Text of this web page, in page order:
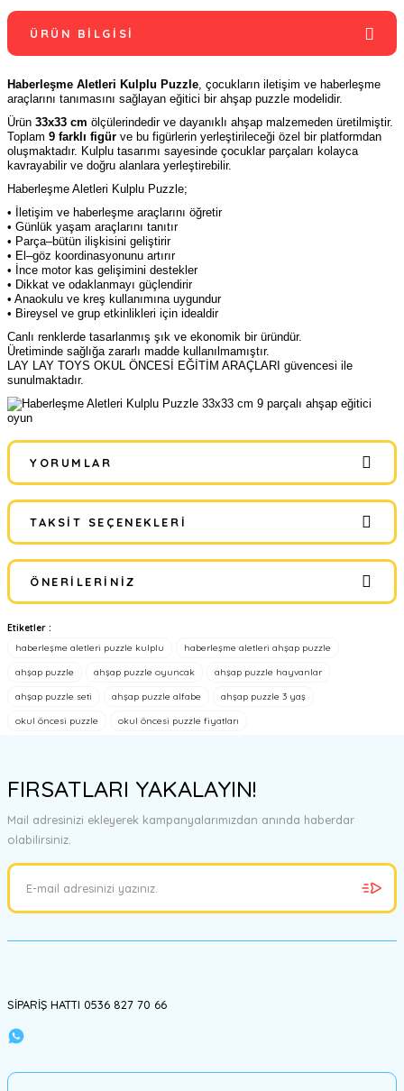
ÜRÜN BILGISI
Haberleşme Aletleri Kulplu Puzzle, çocukların iletişim ve haberleşme
araçlarını tanımasını sağlayan eğitici bir ahşap puzzle modelidir.
Ürün 33x33 cm ölçülerindedir ve dayanıklı ahşap malzemeden üretilmiştir.
Toplam 9 farklı figür ve bu figürlerin yerleştirileceği özel bir platformdan
oluşmaktadır. Kulplu tasarımı sayesinde çocuklar parçaları kolayca
kavrayabilir ve doğru alanlara yerleştirebilir.
Haberleşme Aletleri Kulplu Puzzle;
• İletişim ve haberleşme araçlarını öğretir
• Günlük yaşam araçlarını tanıtır
• Parça–bütün ilişkisini geliştirir
• El–göz koordinasyonunu artırır
• İnce motor kas gelişimini destekler
• Dikkat ve odaklanmayı güçlendirir
• Anaokulu ve kreş kullanımına uygundur
• Bireysel ve grup etkinlikleri için idealdir
Canlı renklerde tasarlanmış şık ve ekonomik bir üründür.
Üretiminde sağlığa zararlı madde kullanılmamıştır.
LAY LAY TOYS OKUL ÖNCESİ EĞİTİM ARAÇLARI güvencesi ile
sunulmaktadır.
YORUMLAR
Bu ürüne ilk yorumu siz yapın!
Yorum Yaz
TAKSIT SEÇENEKLERI
ÖNERILERINIZ
Bu ürünün fiyat bilgisi, resim, ürün açıklamalarında ve diğer
konularda yetersiz gördüğünüz noktaları öneri formunu kullanarak
tarafımıza iletebilirsiniz.
Ürün bilgilerinde hatalar bulunuyor.
Bu ürüne benzer farklı alternatifler olmalı.
Etiketler :
haberleşme aletleri puzzle kulplu
haberleşme aletleri ahşap puzzle
ahşap puzzle ahşap puzzle oyuncak ahşap puzzle hayvanlar
ahşap puzzle seti ahşap puzzle alfabe ahşap puzzle 3 yaş
okul öncesi puzzle okul öncesi puzzle fiyatları
FIRSATLARI YAKALAYIN!
Mail adresinizi ekleyerek kampanyalarımızdan anında haberdar
olabilirsiniz.
SİPARİŞ HATTI 0536 827 70 66